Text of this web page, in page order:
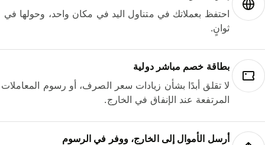
احتفظ بعملاتك في متناول اليد في مكان واحد، وحولها في
ثوانٍ.
بطاقة خصم مباشر دولية
لا تقلق أبدًا بشأن زيادات سعر الصرف، أو رسوم المعاملات
المرتفعة عند الإنفاق في الخارج.
أرسل الأموال إلى الخارج، ووفر في الرسوم